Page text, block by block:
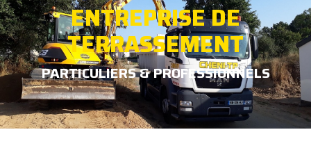
ENTREPRISE DE
TERRASSEMENT
PARTICULIERS & PROFESSIONNELS